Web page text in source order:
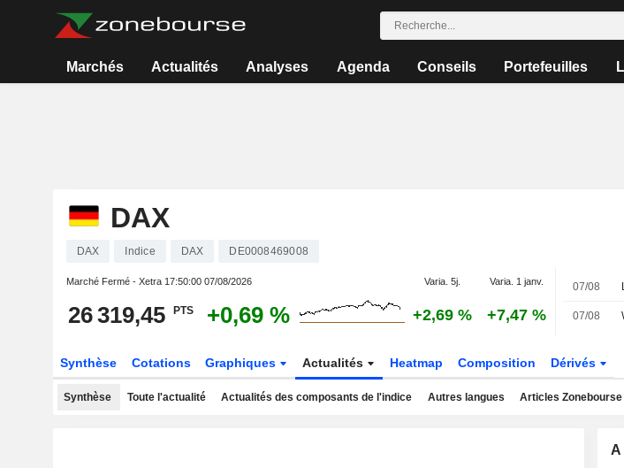
Marchés Actualités Analyses Agenda Conseils Portefeuilles
DAX
DAX Indice DAX DE0008469008
Marché Fermé - Xetra 17:50:00 07/08/2026 Varia. 5j. Varia. 1 janv.
26 319,45 PTS +0,69 % +2,69 % +7,47 %
07/08
07/08
Synthèse Cotations Graphiques Actualités Heatmap Composition Dérivés
Synthèse Toute l'actualité Actualités des composants de l'indice Autres langues Articles Zonebourse
A